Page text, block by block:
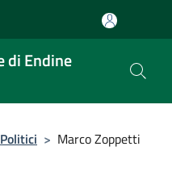
di Endine
Politici > Marco Zoppetti